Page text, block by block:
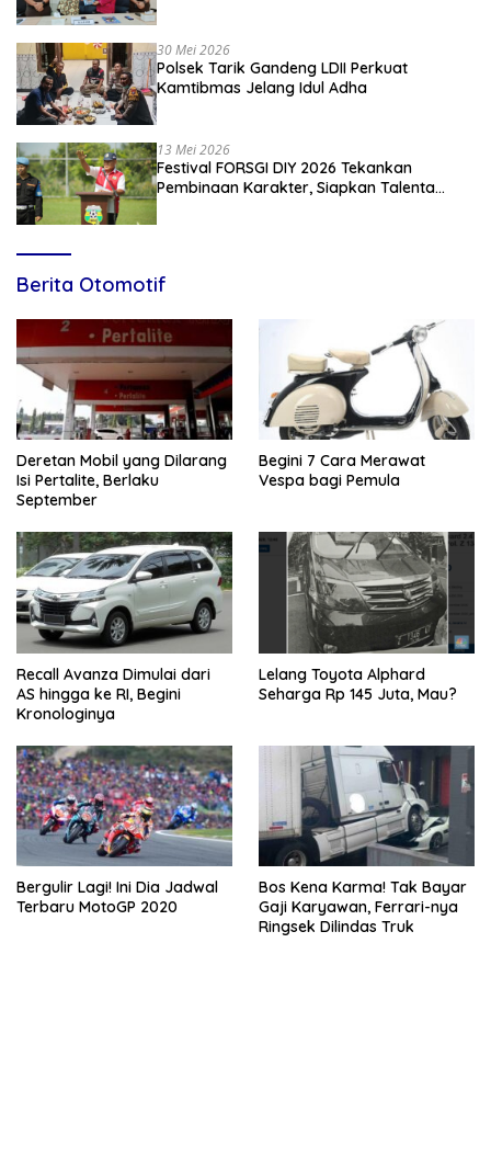
30 Mei 2026
Polsek Tarik Gandeng LDII Perkuat
Kamtibmas Jelang Idul Adha
13 Mei 2026
Festival FORSGI DIY 2026 Tekankan
Pembinaan Karakter, Siapkan Talenta
Berita Otomotif
Deretan Mobil yang Dilarang
Isi Pertalite, Berlaku
September
Begini 7 Cara Merawat
Vespa bagi Pemula
Recall Avanza Dimulai dari
AS hingga ke RI, Begini
Kronologinya
Lelang Toyota Alphard
Seharga Rp 145 Juta, Mau?
Bergulir Lagi! Ini Dia Jadwal
Terbaru MotoGP 2020
Bos Kena Karma! Tak Bayar
Gaji Karyawan, Ferrari-nya
Ringsek Dilindas Truk